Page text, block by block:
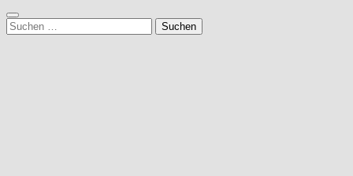
Suchen
nach: